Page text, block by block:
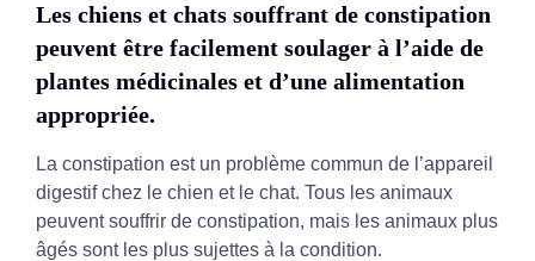
Les chiens et chats souffrant de constipation
peuvent être facilement soulager à l’aide de
plantes médicinales et d’une alimentation
appropriée.
La constipation est un problème commun de l’appareil
digestif chez le chien et le chat. Tous les animaux
peuvent souffrir de constipation, mais les animaux plus
âgés sont les plus sujettes à la condition.